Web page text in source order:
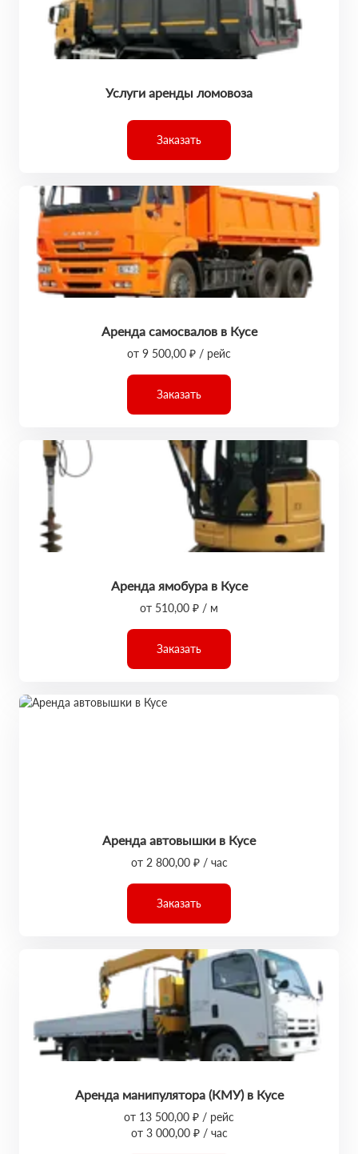
Услуги аренды ломовоза
Заказать
Аренда самосвалов в Кусе
от 9 500,00 ₽ / рейс
Заказать
Аренда ямобура в Кусе
от 510,00 ₽ / м
Заказать
Аренда автовышки в Кусе
от 2 800,00 ₽ / час
Заказать
Аренда манипулятора (КМУ) в Кусе
от 13 500,00 ₽ / рейс
от 3 000,00 ₽ / час